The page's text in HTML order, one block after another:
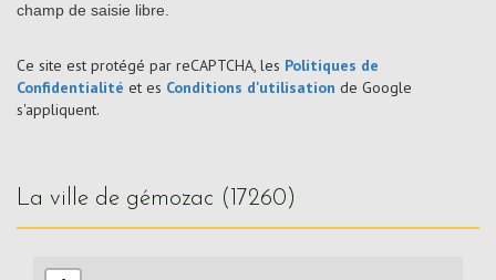
champ de saisie libre.
Ce site est protégé par reCAPTCHA, les Politiques de
Confidentialité et es Conditions d'utilisation de Google
s'appliquent.
la ville de gémozac (17260)